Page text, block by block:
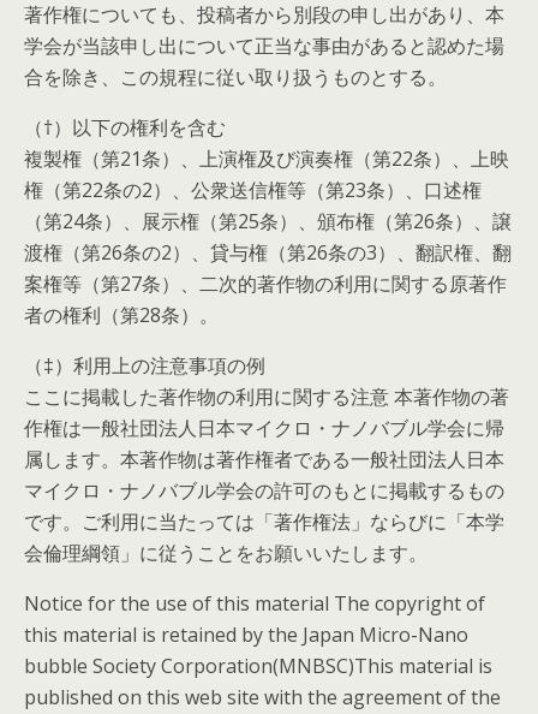
著作権についても、投稿者から別段の申し出があり、本
学会が当該申し出について正当な事由があると認めた場
合を除き、この規程に従い取り扱うものとする。
（†）以下の権利を含む
複製権（第21条）、上演権及び演奏権（第22条）、上映
権（第22条の2）、公衆送信権等（第23条）、口述権
（第24条）、展示権（第25条）、頒布権（第26条）、譲
渡権（第26条の2）、貸与権（第26条の3）、翻訳権、翻
案権等（第27条）、二次的著作物の利用に関する原著作
者の権利（第28条）。
（‡）利用上の注意事項の例
ここに掲載した著作物の利用に関する注意 本著作物の著
作権は一般社団法人日本マイクロ・ナノバブル学会に帰
属します。本著作物は著作権者である一般社団法人日本
マイクロ・ナノバブル学会の許可のもとに掲載するもの
です。ご利用に当たっては「著作権法」ならびに「本学
会倫理綱領」に従うことをお願いいたします。
Notice for the use of this material The copyright of
this material is retained by the Japan Micro-Nano
bubble Society Corporation(MNBSC)This material is
published on this web site with the agreement of the